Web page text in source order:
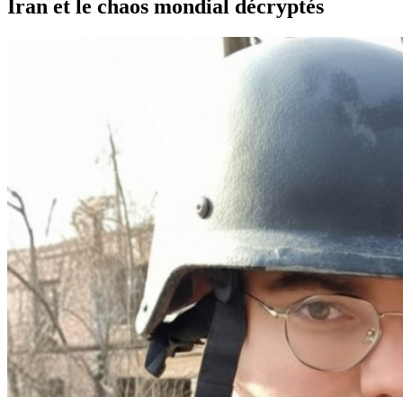
Iran et le chaos mondial décryptés